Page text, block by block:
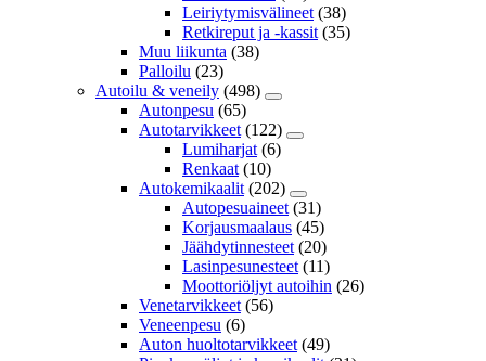
Leiriytymisvälineet (38)
Retkireput ja -kassit (35)
Muu liikunta (38)
Palloilu (23)
Autoilu & veneily (498)
Autonpesu (65)
Autotarvikkeet (122)
Lumiharjat (6)
Renkaat (10)
Autokemikaalit (202)
Autopesuaineet (31)
Korjausmaalaus (45)
Jäähdytinnesteet (20)
Lasinpesunesteet (11)
Moottoriöljyt autoihin (26)
Venetarvikkeet (56)
Veneenpesu (6)
Auton huoltotarvikkeet (49)